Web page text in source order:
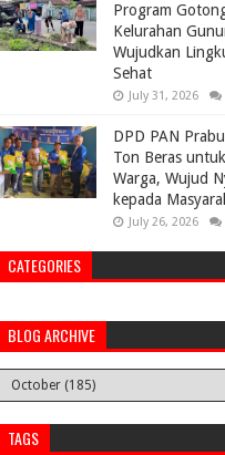
Program
Kelurahan
Wujudkan
Sehat
July 31, 2026
DPD PAN
Ton Beras
Warga, Wujud
kepada
July 26, 2026
CATEGORIES
BLOG ARCHIVE
TAGS